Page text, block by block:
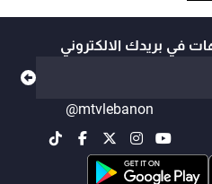
في بريدك الالكتروني
@mtvlebanon